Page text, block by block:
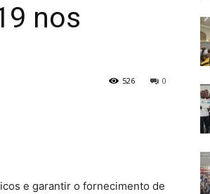
nos
0
526
e garantir o fornecimento de